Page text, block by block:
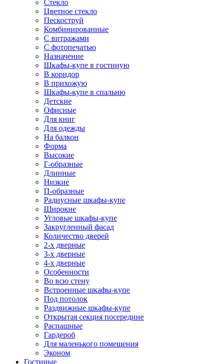
Стекло
Цветное стекло
Пескоструй
Комбинированные
С витражами
С фотопечатью
Назначение
Шкафы-купе в гостиную
В коридор
В прихожую
Шкафы-купе в спальню
Детские
Офисные
Для книг
Для одежды
На балкон
Форма
Высокие
Г-образные
Длинные
Низкие
П-образные
Радиусные шкафы-купе
Широкие
Угловые шкафы-купе
Закругленный фасад
Количество дверей
2-х дверные
3-х дверные
4-х дверные
Особенности
Во всю стену
Встроенные шкафы-купе
Под потолок
Раздвижные шкафы-купе
Открытая секция посередине
Распашные
Гардероб
Для маленького помещения
Эконом
Гостиные